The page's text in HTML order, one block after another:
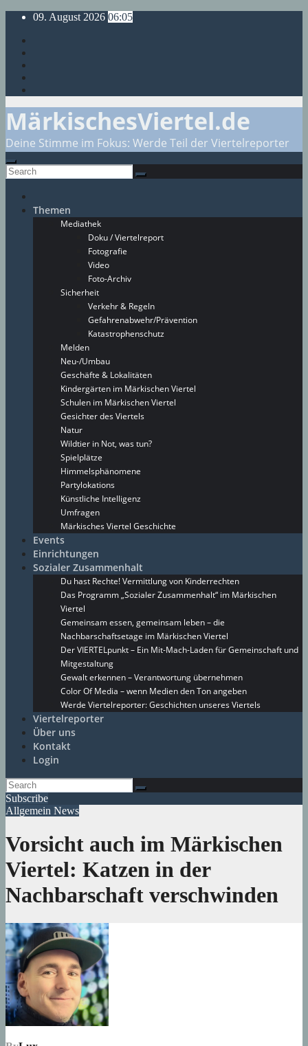
Skip
content
09. August 2026 06:05
MärkischesViertel.de
Deine Stimme im Fokus: Werde Teil der Viertelreporter
Themen
Mediathek
Doku / Viertelreport
Fotografie
Video
Foto-Archiv
Sicherheit
Verkehr & Regeln
Gefahrenabwehr/Prävention
Katastrophenschutz
Melden
Neu-/Umbau
Geschäfte & Lokalitäten
Kindergärten im Märkischen Viertel
Schulen im Märkischen Viertel
Gesichter des Viertels
Natur
Wildtier in Not, was tun?
Spielplätze
Himmelsphänomene
Partylokations
Künstliche Intelligenz
Umfragen
Märkisches Viertel Geschichte
Events
Einrichtungen
Sozialer Zusammenhalt
Du hast Rechte! Vermittlung von Kinderrechten
Das Programm „Sozialer Zusammenhalt“ im Märkischen
Viertel
Gemeinsam essen, gemeinsam leben – die
Nachbarschaftsetage im Märkischen Viertel
Der VIERTELpunkt – Ein Mit-Mach-Laden für Gemeinschaft und
Mitgestaltung
Gewalt erkennen – Verantwortung übernehmen
Color Of Media – wenn Medien den Ton angeben
Werde Viertelreporter: Geschichten unseres Viertels
Viertelreporter
Über uns
Kontakt
Login
Subscribe
Allgemein News
Vorsicht auch im Märkischen
Viertel: Katzen in der
Nachbarschaft verschwinden